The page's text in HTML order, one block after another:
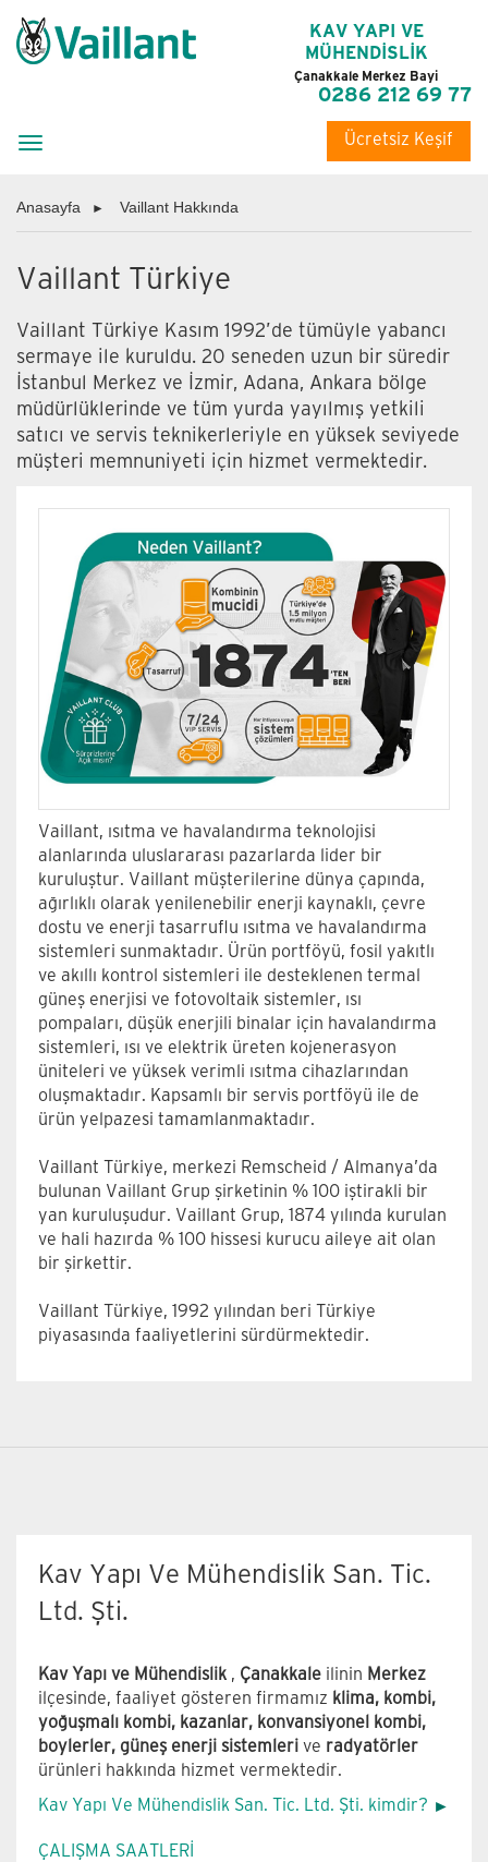
KAV YAPI VE
MÜHENDİSLİK
Çanakkale Merkez Bayi
0286 212 69 77
Toggle
Ücretsiz Keşif
Anasayfa Vaillant Hakkında
Vaillant Türkiye
Vaillant Türkiye Kasım 1992’de tümüyle yabancı
sermaye ile kuruldu. 20 seneden uzun bir süredir
İstanbul Merkez ve İzmir, Adana, Ankara bölge
müdürlüklerinde ve tüm yurda yayılmış yetkili
satıcı ve servis teknikerleriyle en yüksek seviyede
müşteri memnuniyeti için hizmet vermektedir.
Vaillant, ısıtma ve havalandırma teknolojisi
alanlarında uluslararası pazarlarda lider bir
kuruluştur. Vaillant müşterilerine dünya çapında,
ağırlıklı olarak yenilenebilir enerji kaynaklı, çevre
dostu ve enerji tasarruflu ısıtma ve havalandırma
sistemleri sunmaktadır. Ürün portföyü, fosil yakıtlı
ve akıllı kontrol sistemleri ile desteklenen termal
güneş enerjisi ve fotovoltaik sistemler, ısı
pompaları, düşük enerjili binalar için havalandırma
sistemleri, ısı ve elektrik üreten kojenerasyon
üniteleri ve yüksek verimli ısıtma cihazlarından
oluşmaktadır. Kapsamlı bir servis portföyü ile de
ürün yelpazesi tamamlanmaktadır.
Vaillant Türkiye, merkezi Remscheid / Almanya’da
bulunan Vaillant Grup şirketinin % 100 iştirakli bir
yan kuruluşudur. Vaillant Grup, 1874 yılında kurulan
ve hali hazırda % 100 hissesi kurucu aileye ait olan
bir şirkettir.
Vaillant Türkiye, 1992 yılından beri Türkiye
piyasasında faaliyetlerini sürdürmektedir.
Kav Yapı Ve Mühendislik San. Tic.
Ltd. Şti.
Kav Yapı ve Mühendislik , Çanakkale ilinin Merkez
ilçesinde, faaliyet gösteren firmamız klima, kombi,
yoğuşmalı kombi, kazanlar, konvansiyonel kombi,
boylerler, güneş enerji sistemleri ve radyatörler
ürünleri hakkında hizmet vermektedir.
Kav Yapı Ve Mühendislik San. Tic. Ltd. Şti. kimdir?
ÇALIŞMA SAATLERİ